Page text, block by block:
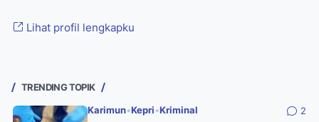
Lihat profil lengkapku
TRENDING TOPIK
Karimun•Kepri •Kriminal 2